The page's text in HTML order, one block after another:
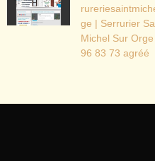
ge | Serrurier
Michel Sur
96 83 73 agréé